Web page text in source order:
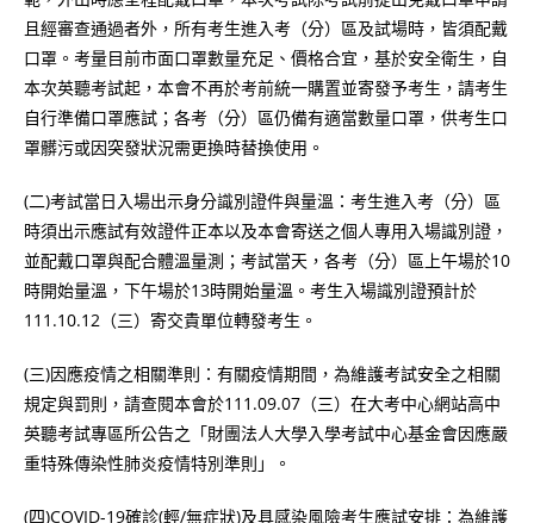
且經審查通過者外，所有考生進入考（分）區及試場時，皆須配戴
口罩。考量目前市面口罩數量充足、價格合宜，基於安全衛生，自
本次英聽考試起，本會不再於考前統一購置並寄發予考生，請考生
自行準備口罩應試；各考（分）區仍備有適當數量口罩，供考生口
罩髒污或因突發狀況需更換時替換使用。
(二)考試當日入場出示身分識別證件與量溫：考生進入考（分）區
時須出示應試有效證件正本以及本會寄送之個人專用入場識別證，
並配戴口罩與配合體溫量測；考試當天，各考（分）區上午場於10
時開始量溫，下午場於13時開始量溫。考生入場識別證預計於
111.10.12（三）寄交貴單位轉發考生。
(三)因應疫情之相關準則：有關疫情期間，為維護考試安全之相關
規定與罰則，請查閱本會於111.09.07（三）在大考中心網站高中
英聽考試專區所公告之「財團法人大學入學考試中心基金會因應嚴
重特殊傳染性肺炎疫情特別準則」。
(四)COVID-19確診(輕/無症狀)及具感染風險考生應試安排：為維護